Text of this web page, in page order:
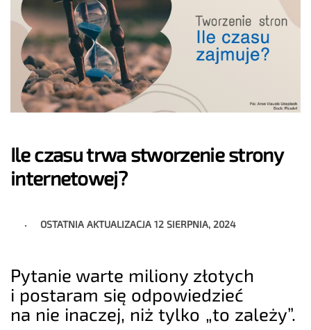
Ile czasu trwa stworzenie strony
internetowej?
OSTATNIA AKTUALIZACJA12 SIERPNIA, 2024
Pytanie warte miliony złotych
i postaram się odpowiedzieć
na nie inaczej, niż tylko „to zależy”.